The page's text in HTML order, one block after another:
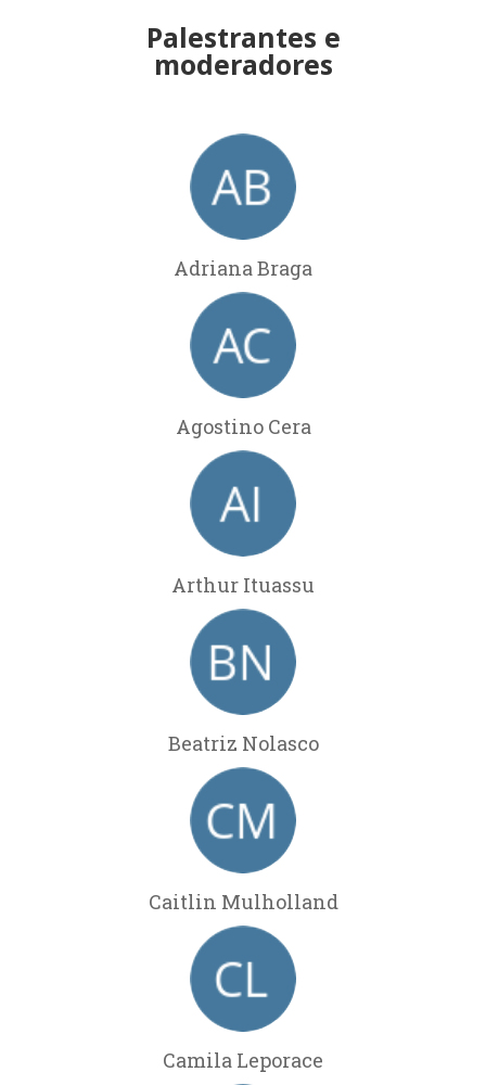
Palestrantes e
moderadores
Adriana Braga
Agostino Cera
Arthur Ituassu
Beatriz Nolasco
Caitlin Mulholland
Camila Leporace